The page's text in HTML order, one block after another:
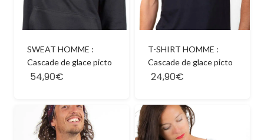
SWEAT HOMME :
Cascade de glace picto
54,90€
T-SHIRT HOMME :
Cascade de glace picto
24,90€